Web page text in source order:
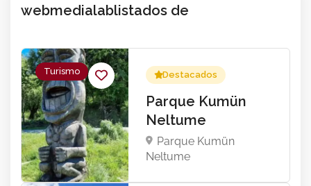
webmedialablistados de
Turismo Destacados
Parque Kumün
Neltume
Parque Kumün
Neltume